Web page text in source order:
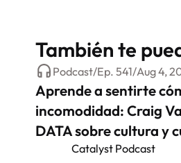
También te
Podcast/Ep.541/Aug 4,
Aprende a sentirte
incomodidad: Craig
DATA sobre cultura y
Catalyst Podcast